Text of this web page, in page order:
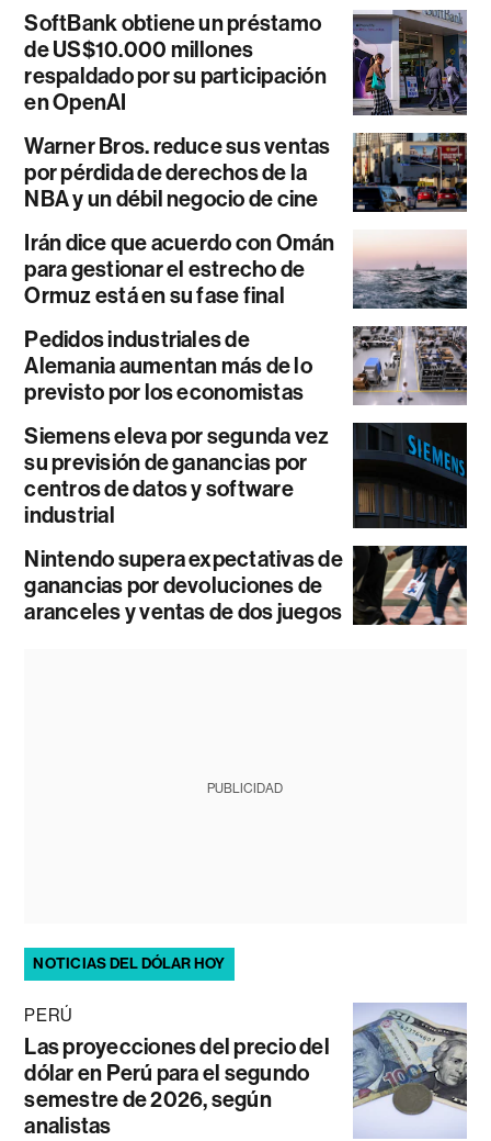
SoftBank obtiene un préstamo
de US$10.000 millones
respaldado por su participación
en OpenAI
Warner Bros. reduce sus ventas
por pérdida de derechos de la
NBA y un débil negocio de cine
Irán dice que acuerdo con Omán
para gestionar el estrecho de
Ormuz está en su fase final
Pedidos industriales de
Alemania aumentan más de lo
previsto por los economistas
Siemens eleva por segunda vez
su previsión de ganancias por
centros de datos y software
industrial
Nintendo supera expectativas de
ganancias por devoluciones de
aranceles y ventas de dos juegos
PUBLICIDAD
NOTICIAS DEL DÓLAR HOY
PERÚ
Las proyecciones del precio del
dólar en Perú para el segundo
semestre de 2026, según
analistas